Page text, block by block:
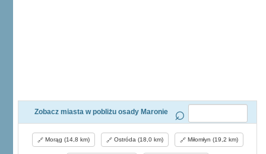
Zobacz miasta w pobliżu osady Maronie
Morąg (14,8 km) Ostróda (18,0 km) Miłomłyn (19,2 km)